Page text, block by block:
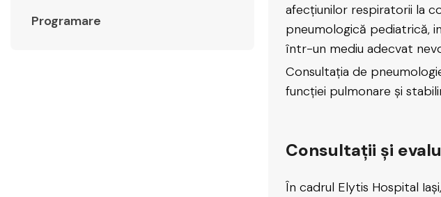
Programare
afecțiunilor respiratorii la
pneumologică pediatrică,
într-un mediu adecvat
Consultația de
funcției pulmonare și
Consultații și
În cadrul Elytis Hospital